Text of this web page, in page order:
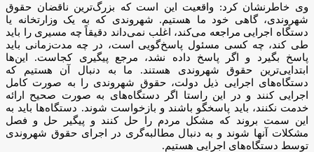
وی خاطرنشان کرد: واقعیت این است که بزرگ‌ترین ناقضان حقوق
شهروندی، گاهی خود ما هستیم. شهروندی که به یک وزارتخانه یا
دستگاه اجرایی مراجعه می‌کند، اغلب نمی‌داند دقیقاً چه مسیری را باید
طی کند، چه کسی مسئول پاسخ‌گویی است، در چه مدت‌زمانی باید
پاسخ بگیرد و اگر پاسخ داده نشد، مرجع پیگیری کجاست. این‌ها
ابتدایی‌ترین حقوق شهروندی‌ هستند. ما به دنبال آن هستیم که
دستگاه‌های اجرایی ذیل دولت، حقوق شهروندی را به صورت کامل
اجرایی کنند و در این راستا اگر دستگاه‌های به صورت صحیح ارائه
خدمت نکنند، باید پاسخگو باشند و بازخواست شوند. دستگاه‌ها باید به
این سمت بروند که مشکل مردم را حل کنند و پیگیر حل و فصل
مشکلات آنها شوند و به دنبال مطالبه‌گری در اجرای حقوق شهروندی
توسط دستگاه‌های اجرایی هستیم.